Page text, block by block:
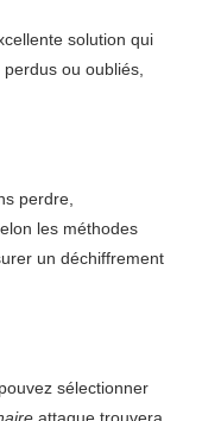
solution qui
ou oubliés,
perdre,
les méthodes
un déchiffrement
sélectionner